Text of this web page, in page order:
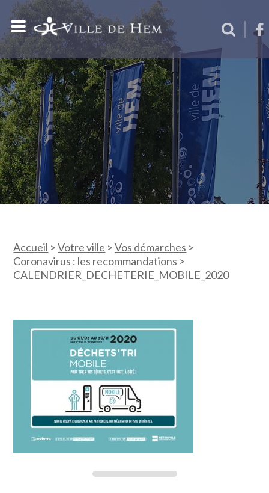
Accueil >Votre ville >Vos démarches >
Coronavirus : les recommandations >
CALENDRIER_DECHETERIE_MOBILE_2020